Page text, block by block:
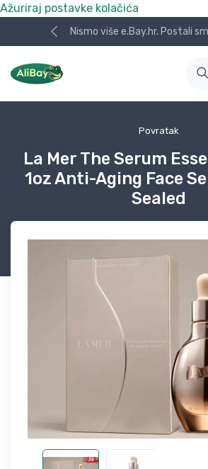
Ažuriraj postavke kolačića
Nismo više e.Bay.hr. Postali
Povratak
La Mer The Serum
1oz Anti-Aging Face
Sealed